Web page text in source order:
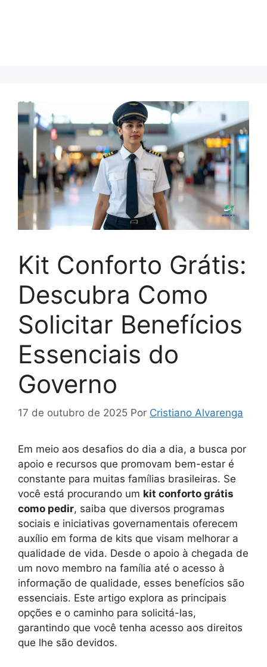
Kit Conforto Grátis:
Descubra Como
Solicitar Benefícios
Essenciais do
Governo
17 de outubro de 2025 Por Cristiano Alvarenga
Em meio aos desafios do dia a dia, a busca por
apoio e recursos que promovam bem-estar é
constante para muitas famílias brasileiras. Se
você está procurando um kit conforto grátis
como pedir, saiba que diversos programas
sociais e iniciativas governamentais oferecem
auxílio em forma de kits que visam melhorar a
qualidade de vida. Desde o apoio à chegada de
um novo membro na família até o acesso à
informação de qualidade, esses benefícios são
essenciais. Este artigo explora as principais
opções e o caminho para solicitá-las,
garantindo que você tenha acesso aos direitos
que lhe são devidos.